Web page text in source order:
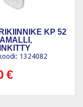
KP 52
1324082
€